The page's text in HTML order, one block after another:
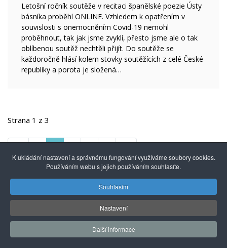
Letošní ročník soutěže v recitaci španělské poezie Ústy
básníka proběhl ONLINE. Vzhledem k opatřením v
souvislosti s onemocněním Covid-19 nemohl
proběhnout, tak jak jsme zvyklí, přesto jsme ale o tak
oblíbenou soutěž nechtěli přijít. Do soutěže se
každoročně hlásí kolem stovky soutěžících z celé České
republiky a porota je složená…
Strana 1 z 3
Gymnázium mezinárodních a veřejných
vztahů Praha s.r.o.| Kuncova 1580, 155 00 Praha 5, +420
251 550 846 |info@gmvv.cz
Správu převzal: Agionet.cz
K ukládání nastavení a správnému fungování využíváme soubory cookies.
Používáním webu s jejich používáním souhlasíte.
Souhlasím
Nastavení
Další informace